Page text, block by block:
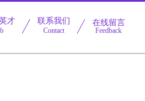
才 联系我们
Contact
在线留言
Feedback